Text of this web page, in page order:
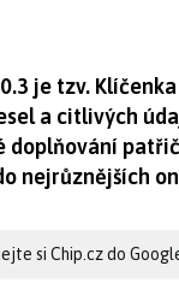
je tzv.
a citlivých
doplňování
nejrůznějších
si Chip.cz do